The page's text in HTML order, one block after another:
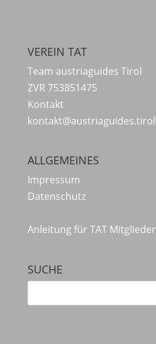
VEREIN TAT
Team austriaguides Tirol
ZVR 753851475
Kontakt
kontakt@austriaguides.tirol
ALLGEMEINES
Impressum
Datenschutz
Anleitung für TAT Mitglieder
SUCHE